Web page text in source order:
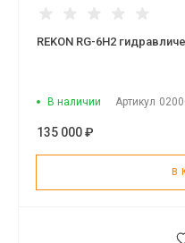
REKON RG-6H2
В наличии Артикул
135 000 ₽
В